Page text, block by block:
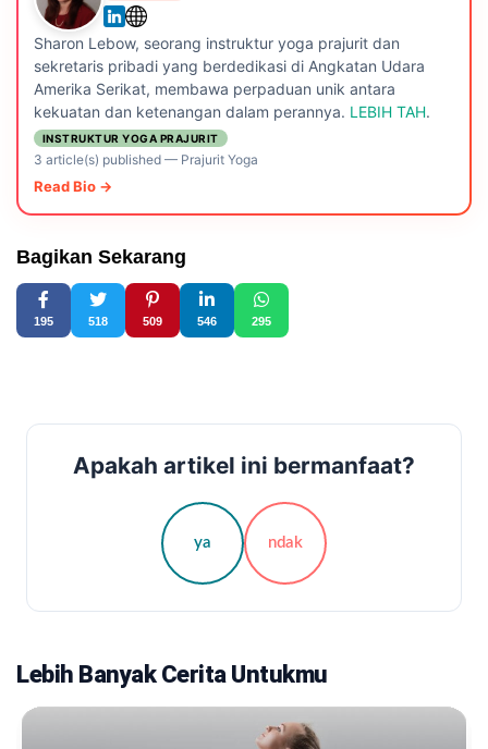
Sharon Lebow, seorang instruktur yoga prajurit dan
sekretaris pribadi yang berdedikasi di Angkatan Udara
Amerika Serikat, membawa perpaduan unik antara
kekuatan dan ketenangan dalam perannya. LEBIH TAH.
INSTRUKTUR YOGA PRAJURIT
3 article(s) published— Prajurit Yoga
Read Bio →
Bagikan Sekarang
195 518 509 546 295
Apakah artikel ini bermanfaat?
ya ndak
Lebih Banyak Cerita Untukmu